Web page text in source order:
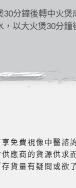
30分鐘後轉中火煲
，以大火煲30分
免費視像中醫諮
應商的貨源供求
貨量有疑問或欲